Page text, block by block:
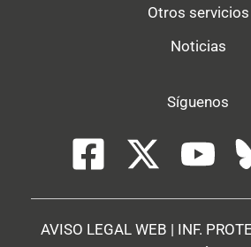
Otros servicios
Noticias
Síguenos
AVISO LEGAL WEB | INF.